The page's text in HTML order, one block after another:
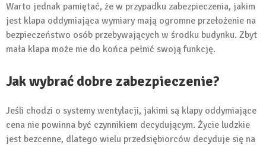
Warto jednak pamiętać, że w przypadku zabezpieczenia, jakim
jest klapa oddymiająca wymiary mają ogromne przełożenie na
bezpieczeństwo osób przebywających w środku budynku. Zbyt
mała klapa może nie do końca pełnić swoją funkcję.
Jak wybrać dobre zabezpieczenie?
Jeśli chodzi o systemy wentylacji, jakimi są klapy oddymiające
cena nie powinna być czynnikiem decydującym. Życie ludzkie
jest bezcenne, dlatego wielu przedsiębiorców decyduje się na